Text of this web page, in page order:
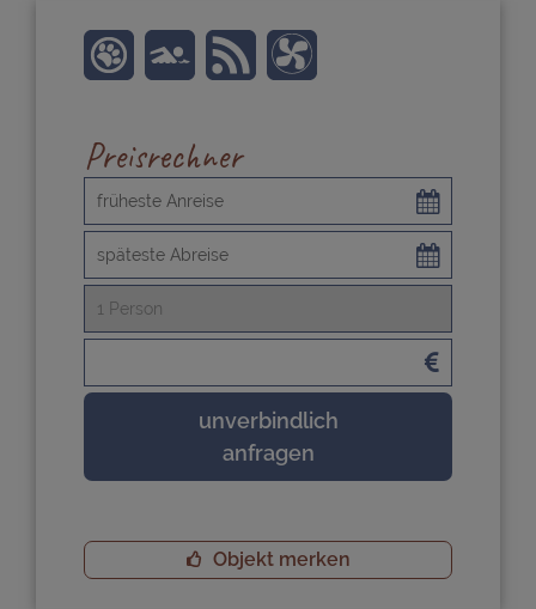
Preisrechner
unverbindlich
anfragen
Objekt merken